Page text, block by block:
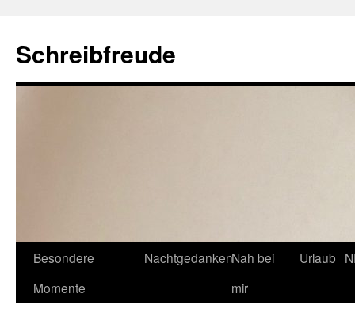
Schreibfreude
Besondere
Momente
NachtgedankenNah bei
mir
Urlaub